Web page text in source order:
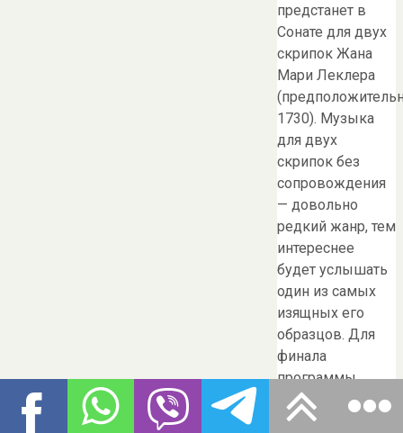
предстанет в
Сонате для двух
скрипок Жана
Мари Леклера
1730). Музыка
для двух
скрипок без
сопровождения
— довольно
редкий жанр, тем
интереснее
будет услышать
один из самых
изящных его
образцов. Для
финала
программы
музыканты
выбрали